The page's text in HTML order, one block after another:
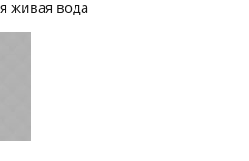
живая вода